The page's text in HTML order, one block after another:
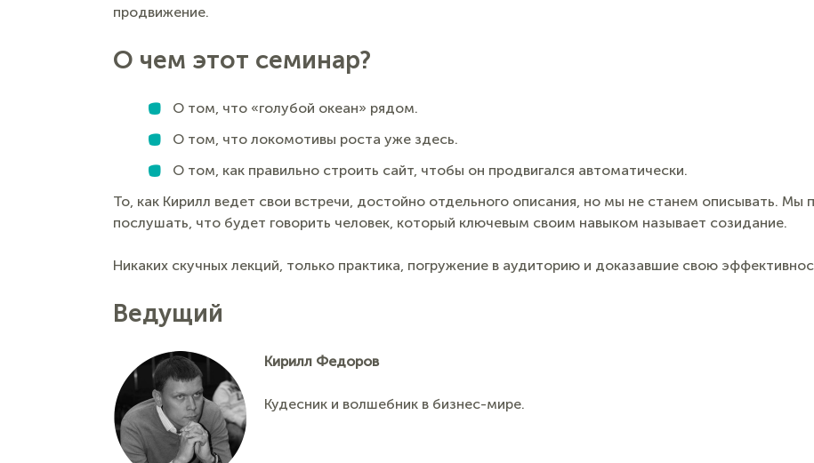
продвижение.
О чем этот семинар?
О том, что «голубой океан» рядом.
О том, что локомотивы роста уже здесь.
О том, как правильно строить сайт, чтобы он продвигался автоматически.
То, как Кирилл ведет свои встречи, достойно отдельного описания, но мы не станем описывать. Мы
послушать, что будет говорить человек, который ключевым своим навыком называет созидание.
Никаких скучных лекций, только практика, погружение в аудиторию и доказавшие свою
Ведущий
Кирилл Федоров
Кудесник и волшебник в бизнес-мире.